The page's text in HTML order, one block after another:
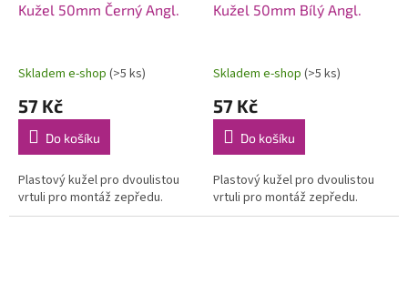
Kužel 50mm Černý Angl.
Skladem e-shop (>5 ks)
57 Kč
Do košíku
Plastový kužel pro dvoulistou
vrtuli pro montáž zepředu.
Kužel 50mm Bílý Angl.
Skladem e-shop (>5 ks)
57 Kč
Do košíku
Plastový kužel pro dvoulistou
vrtuli pro montáž zepředu.